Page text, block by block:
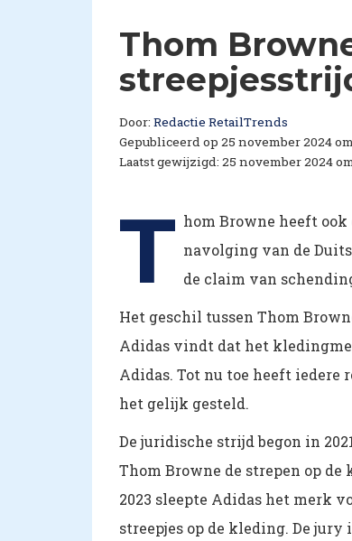
Thom
Door: Redactie RetailTrends
Gepubliceerd op 25 november 2024
Laatst gewijzigd: 25 november 2024
T hom Browne heeft
navolging van de
de claim van
Het geschil tussen Thom
Adidas vindt dat het
Adidas. Tot nu toe heeft
het gelijk gesteld.
De juridische strijd begon in
Thom Browne de strepen op de
2023 sleepte Adidas het merk
streepjes op de kleding. De